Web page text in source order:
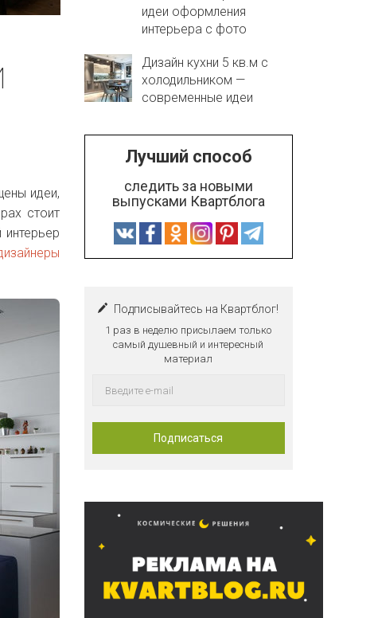
идеи,
стоит
идеи оформления
интерьера с фото
Дизайн кухни 5 кв.м с
холодильником —
современные идеи
Лучший способ
следить за новыми
выпусками Квартблога
Подписывайтесь на Квартблог!
1 раз в неделю присылаем только
самый душевный и интересный
материал